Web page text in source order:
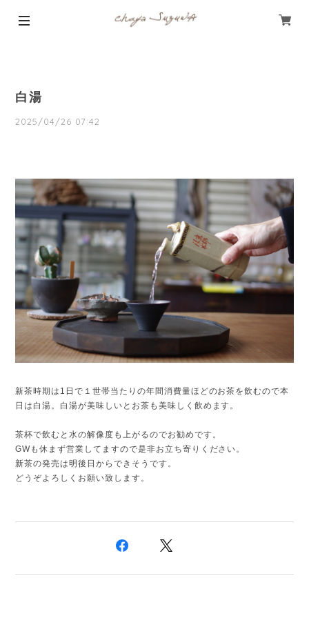
白湯
2025/04/26 07:42
新茶時期は1日で１世帯当たりの年間消費量ほどのお茶を飲むので本
日は白湯。白湯が美味しいとお茶も美味しく飲めます。
茶杯で飲むと水の解像度も上がるのでお勧めです。
GWも休まず営業してますので是非お立ち寄りください。
新茶の発売は明後日からできそうです。
どうぞよろしくお願い致します。